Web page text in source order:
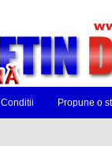
Propune o